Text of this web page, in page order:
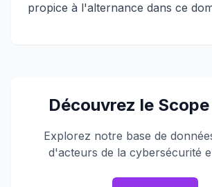
propice à l'alternance dans ce
Découvrez le
Explorez notre base de
d'acteurs de la cybersécurité